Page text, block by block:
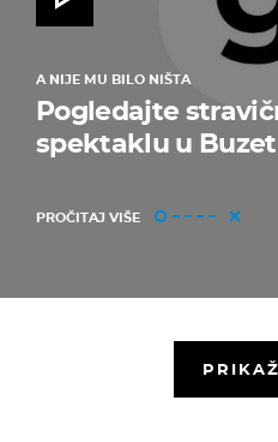
A NIJE MU BILO NIŠTA
Pogledajte
spektaklu u
PROČITAJ VIŠE